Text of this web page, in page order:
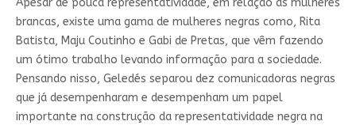
Apesar de pouca representatividade, em relação às mulheres
brancas, existe uma gama de mulheres negras como, Rita
Batista, Maju Coutinho e Gabi de Pretas, que vêm fazendo
um ótimo trabalho levando informação para a sociedade.
Pensando nisso, Geledés separou dez comunicadoras negras
que já desempenharam e desempenham um papel
importante na construção da representatividade negra na